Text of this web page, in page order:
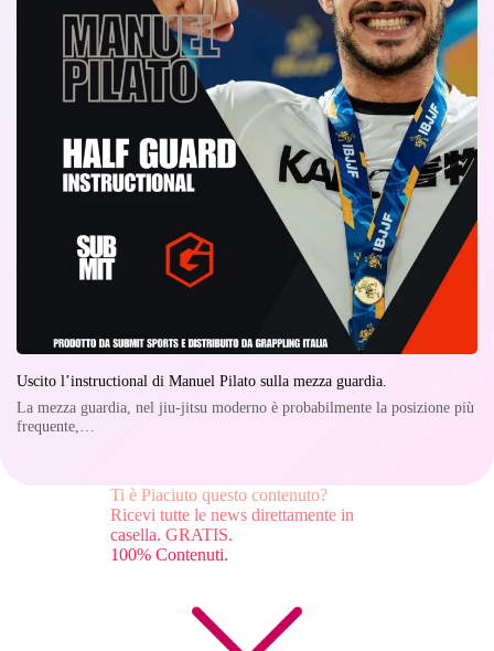
Uscito l’instructional di Manuel Pilato sulla mezza guardia.
La mezza guardia, nel jiu-jitsu moderno è probabilmente la posizione più
frequente,…
Ti è Piaciuto questo contenuto?
Ricevi tutte le news direttamente in
casella. GRATIS.
100% Contenuti.